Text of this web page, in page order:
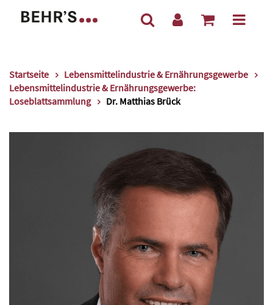
Startseite
Lebensmittelindustrie & Ernährungsgewerbe
Lebensmittelindustrie & Ernährungsgewerbe:
Loseblattsammlung
Dr. Matthias Brück